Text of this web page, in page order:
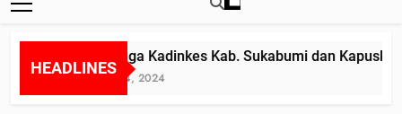
HEADLINES
Diduga Kadinkes Kab. Sukabumi dan
Juli 24, 2024